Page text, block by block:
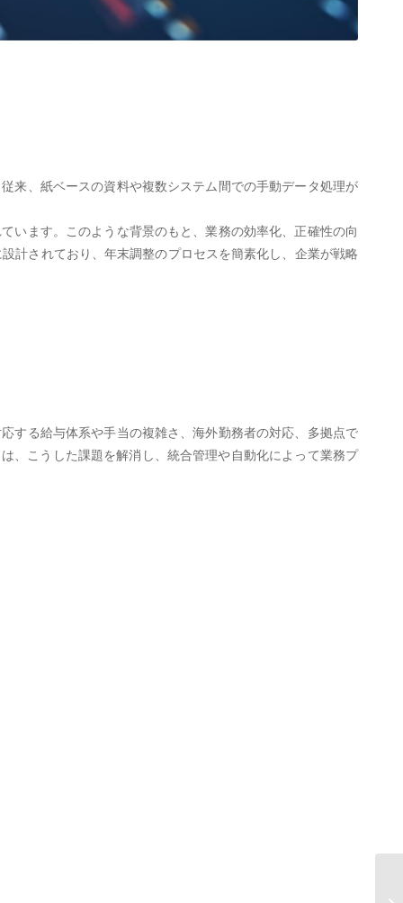
来、紙ベースの資料や複数システム間での手動データ処理が
います。このような背景のもと、業務の効率化、正確性の向
計されており、年末調整のプロセスを簡素化し、企業が戦略
する給与体系や手当の複雑さ、海外勤務者の対応、多拠点で
、こうした課題を解消し、統合管理や自動化によって業務プ